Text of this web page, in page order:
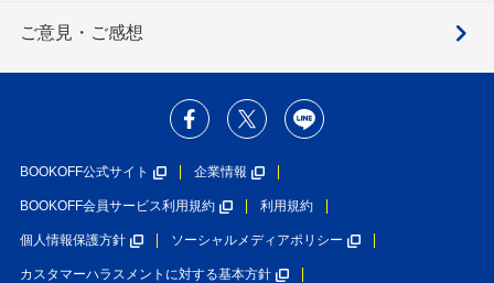
ご意見・ご感想
BOOKOFF公式サイト 企業情報
BOOKOFF会員サービス利用規約 利用規約
個人情報保護方針 ソーシャルメディアポリシー
カスタマーハラスメントに対する基本方針